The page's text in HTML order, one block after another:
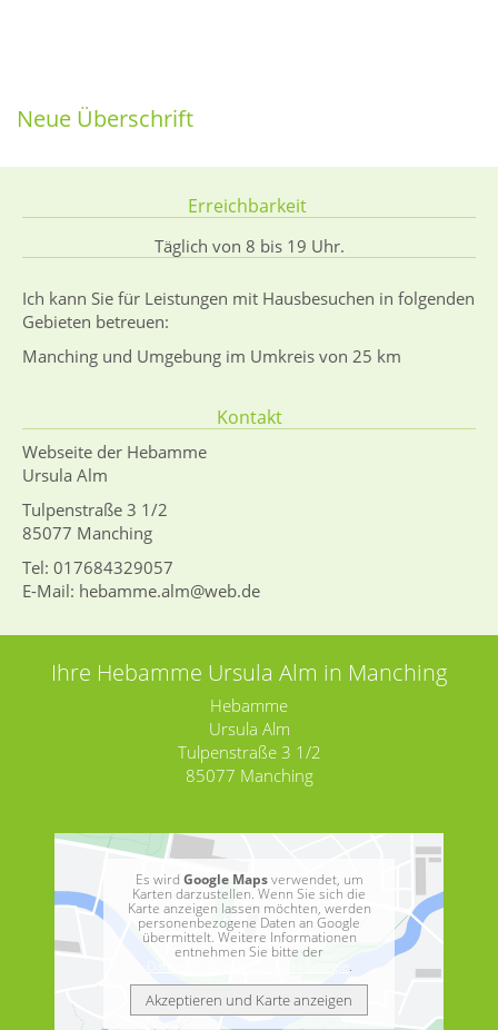
Neue Überschrift
Erreichbarkeit
Täglich von 8 bis 19 Uhr.
Ich kann Sie für Leistungen mit Hausbesuchen in folgenden
Gebieten betreuen:
Manching und Umgebung im Umkreis von 25 km
Kontakt
Webseite der Hebamme
Ursula Alm
Tulpenstraße 3 1/2
85077 Manching
Tel: 017684329057
E-Mail: hebamme.alm@web.de
Ihre Hebamme Ursula Alm in Manching
Hebamme
Ursula Alm
Tulpenstraße 3 1/2
85077 Manching
Es wird Google Mapsverwendet, um
Karten darzustellen. Wenn Sie sich die
Karte anzeigen lassen möchten, werden
personenbezogene Daten an Google
übermittelt. Weitere Informationen
entnehmen Sie bitte der
.
Akzeptieren und Karte anzeigen